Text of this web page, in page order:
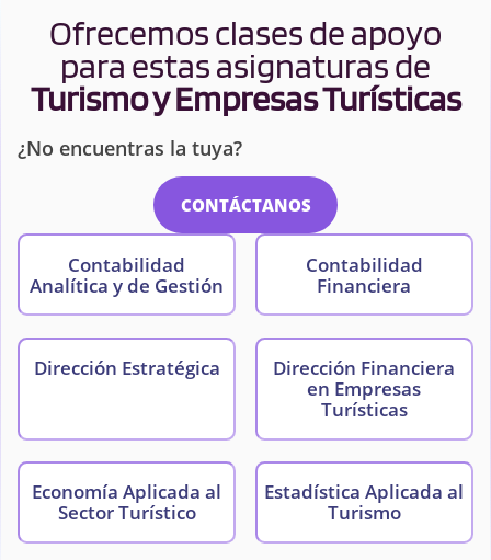
Ofrecemos clases de apoyo
para estas asignaturas de
Turismo y Empresas Turísticas
¿No encuentras la tuya?
CONTÁCTANOS
Contabilidad
Analítica y de Gestión
Contabilidad
Financiera
Dirección Estratégica
Dirección Financiera
en Empresas
Turísticas
Economía Aplicada al
Sector Turístico
Estadística Aplicada al
Turismo